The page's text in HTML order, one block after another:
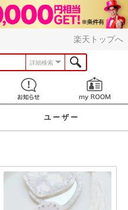
楽天トップへ
詳細検索
見つける お知らせ
ユーザー